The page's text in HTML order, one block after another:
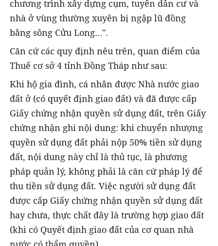
chương trình xây dựng cụm, tuyến dân cư và
nhà ở vùng thường xuyên bị ngập lũ đồng
bằng sông Cửu Long…".
Căn cứ các quy định nêu trên, quan điểm của
Thuế cơ sở 4 tỉnh Đồng Tháp như sau:
Khi hộ gia đình, cá nhân được Nhà nước giao
đất ở (có quyết định giao đất) và đã được cấp
Giấy chứng nhận quyền sử dụng đất, trên Giấy
chứng nhận ghi nội dung: khi chuyển nhượng
quyền sử dụng đất phải nộp 50% tiền sử dụng
đất, nội dung này chỉ là thủ tục, là phương
pháp quản lý, không phải là căn cứ pháp lý để
thu tiền sử dụng đất. Việc người sử dụng đất
được cấp Giấy chứng nhận quyền sử dụng đất
hay chưa, thực chất đây là trường hợp giao đất
(khi có Quyết định giao đất của cơ quan nhà